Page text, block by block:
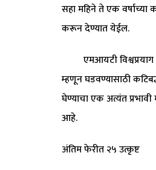
सहा महिने ते एक वर्षाच्या
करून देण्यात येईल.
एमआयटी विश्वप्रयाग
म्हणून घडवण्यासाठी
घेण्याचा एक अत्यंत
आहे.
अंतिम फेरीत २५ उत्कृष्ट